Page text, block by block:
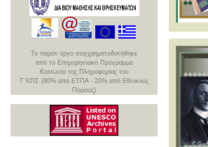
To παρόν έργο συγχρηματοδοτήθηκε
από το Επιχειρησιακό Πρόγραμμα
Κοινωνία της Πληροφορίας του
Γ΄ΚΠΣ (80% από ΕΤΠΑ - 20% από Εθνικούς
Πόρους)